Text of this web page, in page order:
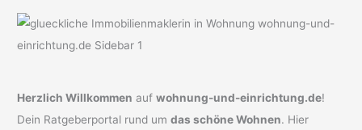
Herzlich Willkommen aufwohnung-und-einrichtung.de!
Dein Ratgeberportal rund umdas schöne Wohnen. Hier